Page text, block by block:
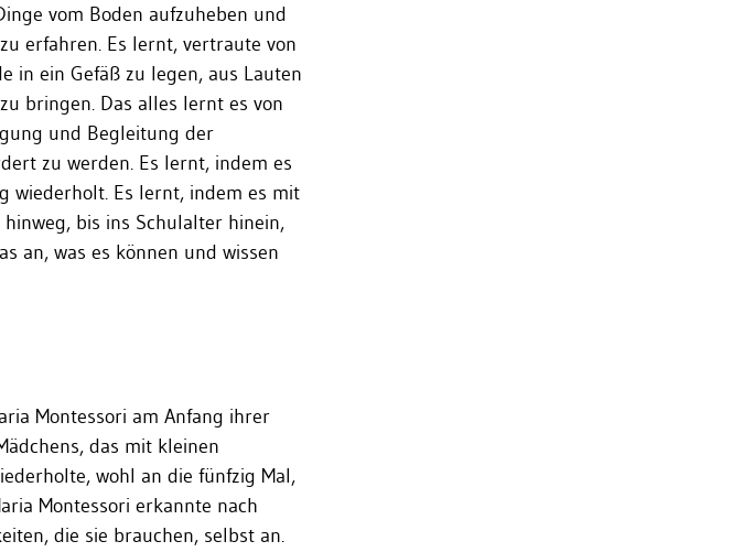
vom Boden aufzuheben und
erfahren. Es lernt, vertraute von
in ein Gefäß zu legen, aus Lauten
bringen. Das alles lernt es von
und Begleitung der
zu werden. Es lernt, indem es
wiederholt. Es lernt, indem es mit
bis ins Schulalter hinein,
an, was es können und wissen
Montessori am Anfang ihrer
das mit kleinen
wohl an die fünfzig Mal,
Montessori erkannte nach
die sie brauchen, selbst an.